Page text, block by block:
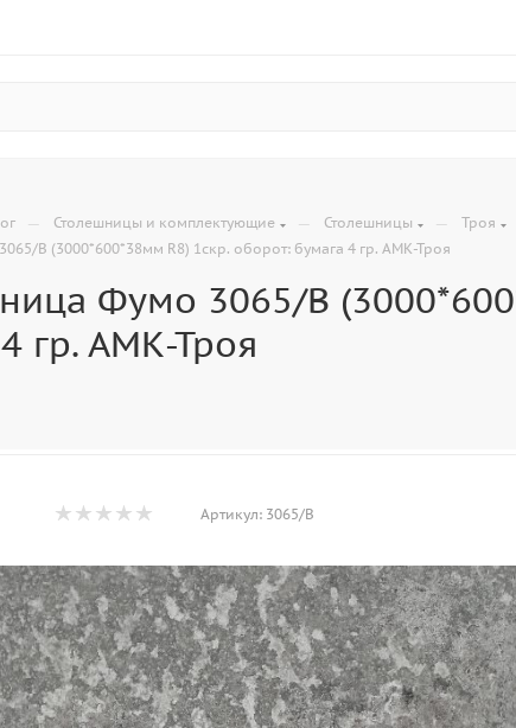
— Столешницы и комплектующие — Столешницы — Троя
B (3000*600*38мм R8) 1скр. оборот: бумага 4 гр. АМК-Троя
Фумо 3065/B
гр. АМК-Троя
Артикул: 3065/B